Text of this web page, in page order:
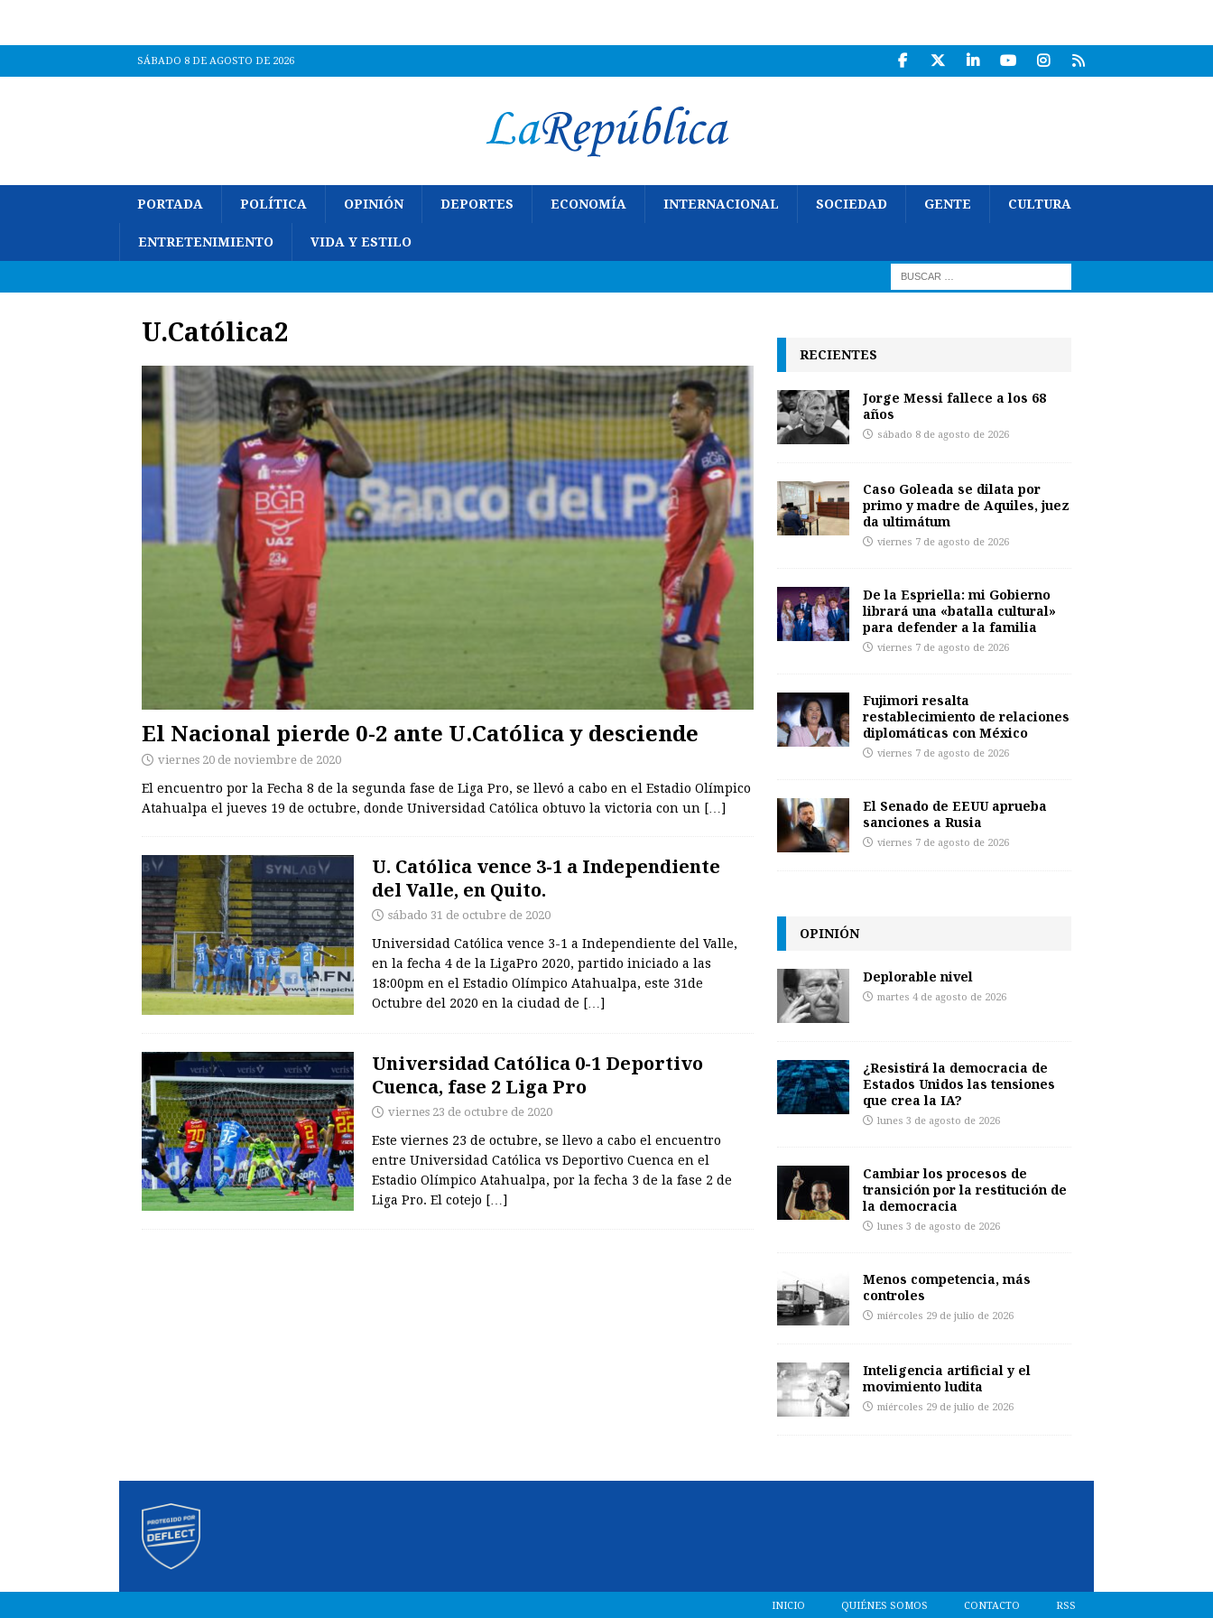
SÁBADO 8 DE AGOSTO DE 2026
PORTADA POLÍTICA OPINIÓN DEPORTES ECONOMÍA INTERNACIONAL SOCIEDAD GENTE CULTURA
ENTRETENIMIENTO VIDA Y ESTILO
U.Católica2
El Nacional pierde 0-2 ante U.Católica y desciende
viernes 20 de noviembre de 2020
El encuentro por la Fecha 8 de la segunda fase de Liga Pro, se llevó a cabo en el Estadio Olímpico
Atahualpa el jueves 19 de octubre, donde Universidad Católica obtuvo la victoria con un […]
U. Católica vence 3-1 a Independiente
del Valle, en Quito.
sábado 31 de octubre de 2020
Universidad Católica vence 3-1 a Independiente del Valle,
en la fecha 4 de la LigaPro 2020, partido iniciado a las
18:00pm en el Estadio Olímpico Atahualpa, este 31de
Octubre del 2020 en la ciudad de […]
Universidad Católica 0-1 Deportivo
Cuenca, fase 2 Liga Pro
viernes 23 de octubre de 2020
Este viernes 23 de octubre, se llevo a cabo el encuentro
entre Universidad Católica vs Deportivo Cuenca en el
Estadio Olímpico Atahualpa, por la fecha 3 de la fase 2 de
Liga Pro. El cotejo […]
RECIENTES
Jorge Messi fallece a los 68
años
sábado 8 de agosto de 2026
Caso Goleada se dilata por
primo y madre de Aquiles, juez
da ultimátum
viernes 7 de agosto de 2026
De la Espriella: mi Gobierno
librará una «batalla cultural»
para defender a la familia
viernes 7 de agosto de 2026
Fujimori resalta
restablecimiento de relaciones
diplomáticas con México
viernes 7 de agosto de 2026
El Senado de EEUU aprueba
sanciones a Rusia
viernes 7 de agosto de 2026
OPINIÓN
Deplorable nivel
martes 4 de agosto de 2026
¿Resistirá la democracia de
Estados Unidos las tensiones
que crea la IA?
lunes 3 de agosto de 2026
Cambiar los procesos de
transición por la restitución de
la democracia
lunes 3 de agosto de 2026
Menos competencia, más
controles
miércoles 29 de julio de 2026
Inteligencia artificial y el
movimiento ludita
miércoles 29 de julio de 2026
INICIO QUIÉNES SOMOS CONTACTO RSS